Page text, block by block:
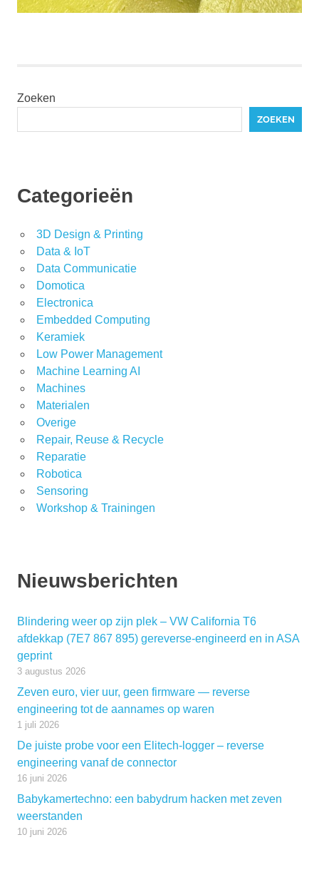
Zoeken
ZOEKEN
Categorieën
3D Design & Printing
Data & IoT
Data Communicatie
Domotica
Electronica
Embedded Computing
Keramiek
Low Power Management
Machine Learning AI
Machines
Materialen
Overige
Repair, Reuse & Recycle
Reparatie
Robotica
Sensoring
Workshop & Trainingen
Nieuwsberichten
Blindering weer op zijn plek – VW California T6
afdekkap (7E7 867 895) gereverse-engineerd en in ASA
geprint
3 augustus 2026
Zeven euro, vier uur, geen firmware — reverse
engineering tot de aannames op waren
1 juli 2026
De juiste probe voor een Elitech-logger – reverse
engineering vanaf de connector
16 juni 2026
Babykamertechno: een babydrum hacken met zeven
weerstanden
10 juni 2026